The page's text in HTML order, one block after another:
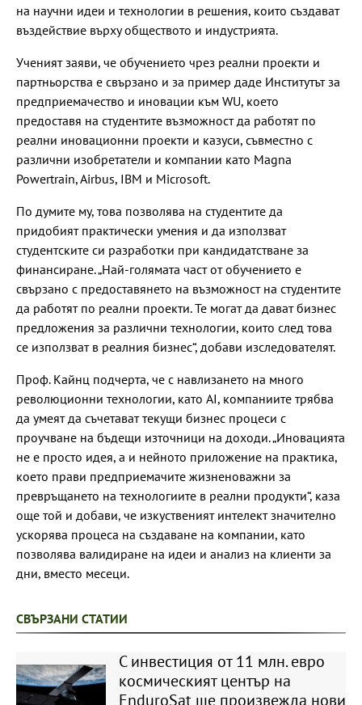
на научни идеи и технологии в решения, които създават
въздействие върху обществото и индустрията.
Ученият заяви, че обучението чрез реални проекти и
партньорства е свързано и за пример даде Институтът за
предприемачество и иновации към WU, което
предоставя на студентите възможност да работят по
реални иновационни проекти и казуси, съвместно с
различни изобретатели и компании като Magna
Powertrain, Airbus, IBM и Microsoft.
По думите му, това позволява на студентите да
придобият практически умения и да използват
студентските си разработки при кандидатстване за
финансиране. „Най-голямата част от обучението е
свързано с предоставянето на възможност на студентите
да работят по реални проекти. Те могат да дават бизнес
предложения за различни технологии, които след това
се използват в реалния бизнес“, добави изследователят.
Проф. Кайнц подчерта, че с навлизането на много
революционни технологии, като AI, компаниите трябва
да умеят да съчетават текущи бизнес процеси с
проучване на бъдещи източници на доходи. „Иновацията
не е просто идея, а и нейното приложение на практика,
което прави предприемачите жизненоважни за
превръщането на технологиите в реални продукти“, каза
още той и добави, че изкуственият интелект значително
ускорява процеса на създаване на компании, като
позволява валидиране на идеи и анализ на клиенти за
дни, вместо месеци.
СВЪРЗАНИ СТАТИИ
С инвестиция от 11 млн. евро
космическият център на
EnduroSat ще произвежда нови